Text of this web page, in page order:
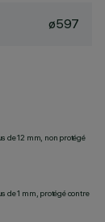
ø597
de 12 mm, non protégé
de 1 mm, protégé contre